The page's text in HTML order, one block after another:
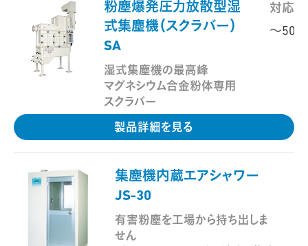
粉塵爆発圧力放散型湿
式集塵機（スクラバー）
SA
湿式集塵機の最高峰
マグネシウム合金粉体専用
スクラバー
対応範
～500
製品詳細を見る
集塵機内蔵エアシャワー
JS-30
有害粉塵を工場から持ち出しま
せん